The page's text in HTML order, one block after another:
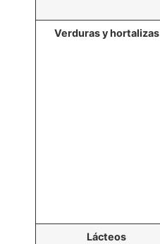
Verduras y hortalizas
Lácteos